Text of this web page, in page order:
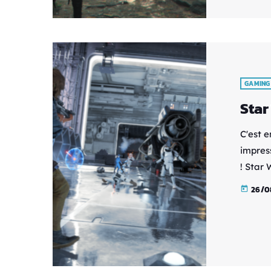
GAMING
C'est
! Star
today 26/